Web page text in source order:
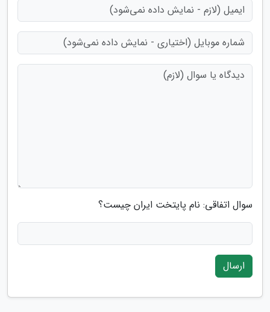
سوال اتفاقی: نام پایتخت ایران چیست؟
ارسال